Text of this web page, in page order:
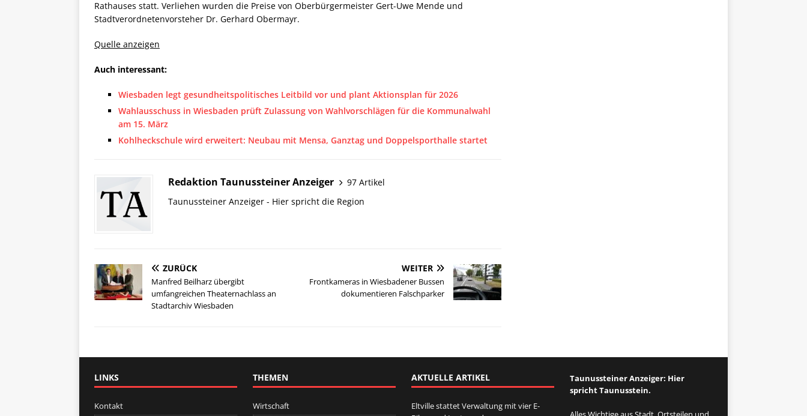
Rathauses statt. Verliehen wurden die Preise von Oberbürgermeister Gert-Uwe Mende und
Stadtverordnetenvorsteher Dr. Gerhard Obermayr.
Quelle anzeigen
Auch interessant:
Wiesbaden legt gesundheitspolitisches Leitbild vor und plant Aktionsplan für 2026
Wahlausschuss in Wiesbaden prüft Zulassung von Wahlvorschlägen für die Kommunalwahl
am 15. März
Kohlheckschule wird erweitert: Neubau mit Mensa, Ganztag und Doppelsporthalle startet
Redaktion Taunussteiner Anzeiger
97 Artikel
Taunussteiner Anzeiger - Hier spricht die Region
ZURÜCK
Manfred Beilharz übergibt
umfangreichen Theaternachlass an
Stadtarchiv Wiesbaden
WEITER
Frontkameras in Wiesbadener Bussen
dokumentieren Falschparker
LINKS
Kontakt
THEMEN
Wirtschaft
AKTUELLE ARTIKEL
Eltville stattet Verwaltung mit vier E-
Taunussteiner Anzeiger: Hier
spricht Taunusstein.